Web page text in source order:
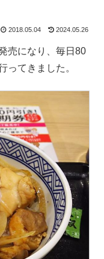
2018.05.04 2024.05.26
売になり、毎日80
ってきました。